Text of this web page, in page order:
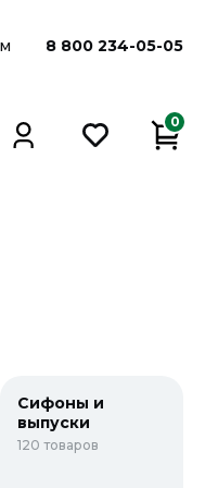
8 800 234-05-05
0
Сифоны и
выпуски
120 товаров